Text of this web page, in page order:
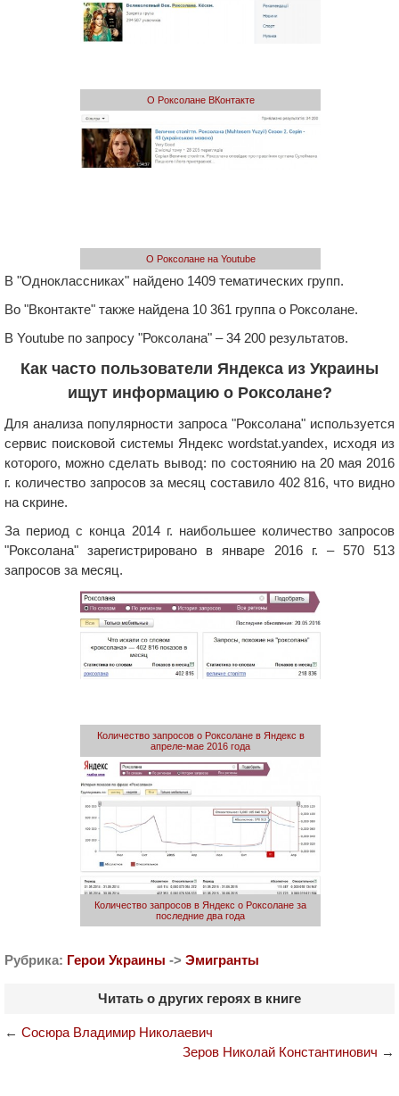
О Роксолане ВКонтакте
О Роксолане на Youtube
В "Одноклассниках" найдено 1409 тематических групп.
Во "Вконтакте" также найдена 10 361 группа о Роксолане.
В Youtube по запросу "Роксолана" – 34 200 результатов.
Как часто пользователи Яндекса из Украины
ищут информацию о Роксолане?
Для анализа популярности запроса "Роксолана" используется
сервис поисковой системы Яндекс wordstat.yandex, исходя из
которого, можно сделать вывод: по состоянию на 20 мая 2016
г. количество запросов за месяц составило 402 816, что видно
на скрине.
За период с конца 2014 г. наибольшее количество запросов
"Роксолана" зарегистрировано в январе 2016 г. – 570 513
запросов за месяц.
Количество запросов о Роксолане в Яндекс в
апреле-мае 2016 года
Количество запросов в Яндекс о Роксолане за
последние два года
Рубрика: Герои Украины -> Эмигранты
Читать о других героях в книге
← Сосюра Владимир Николаевич
Зеров Николай Константинович →